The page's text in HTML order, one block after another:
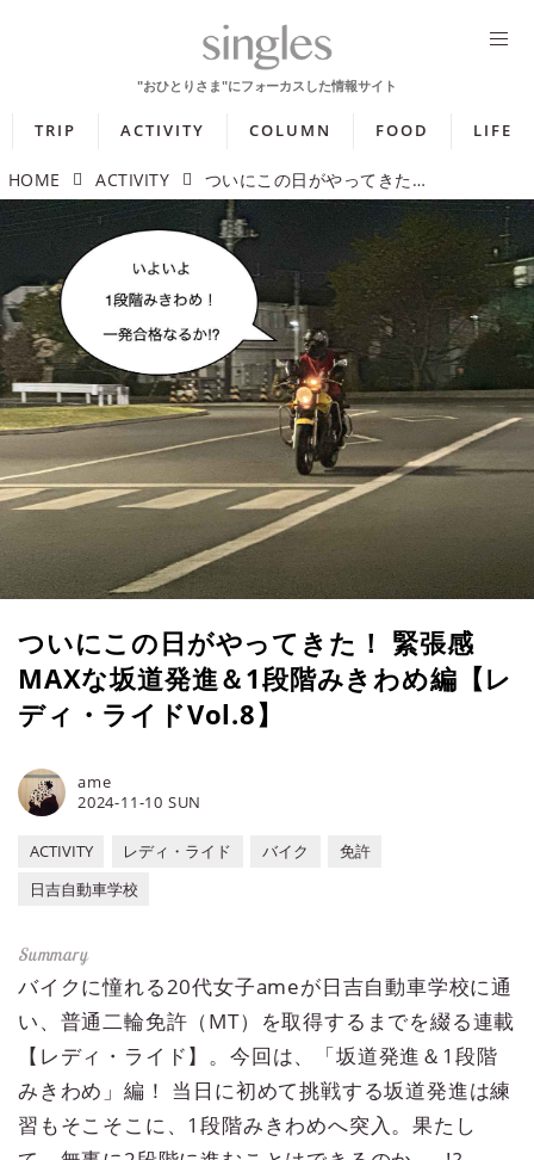
TRIP ACTIVITY COLUMN FOOD LIFE
HOME ACTIVITY ついにこの日がやってきた！ 緊張感MAXな坂道発進＆1段階みきわめ編【レディ・ライドVol.8】
ついにこの日がやってきた！ 緊張感
MAXな坂道発進＆1段階みきわめ編【レ
ディ・ライドVol.8】
2024-11-10 SUN
ame
ACTIVITY レディ・ライド バイク
免許
日吉自動車学校
バイクに憧れる20代女子ameが日吉自動車学校に通
い、普通二輪免許（MT）を取得するまでを綴る連載
【レディ・ライド】。今回は、「坂道発進＆1段階
みきわめ」編！ 当日に初めて挑戦する坂道発進は練
習もそこそこに、1段階みきわめへ突入。果たし